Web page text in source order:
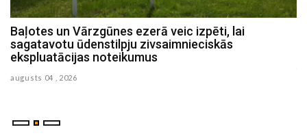
Par vairāk kā diviem miljoniem eiro pabeigta Ārijas
Elksnes ielas pārbūve Jēkabpilī (FOTO)
julijs 31 , 2026